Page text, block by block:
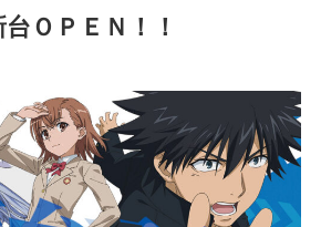
ＯＰＥＮ！！